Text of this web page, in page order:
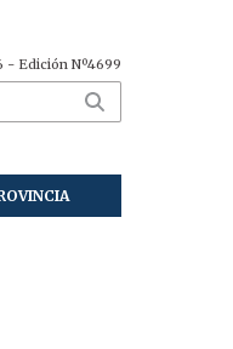
- Edición Nº4699